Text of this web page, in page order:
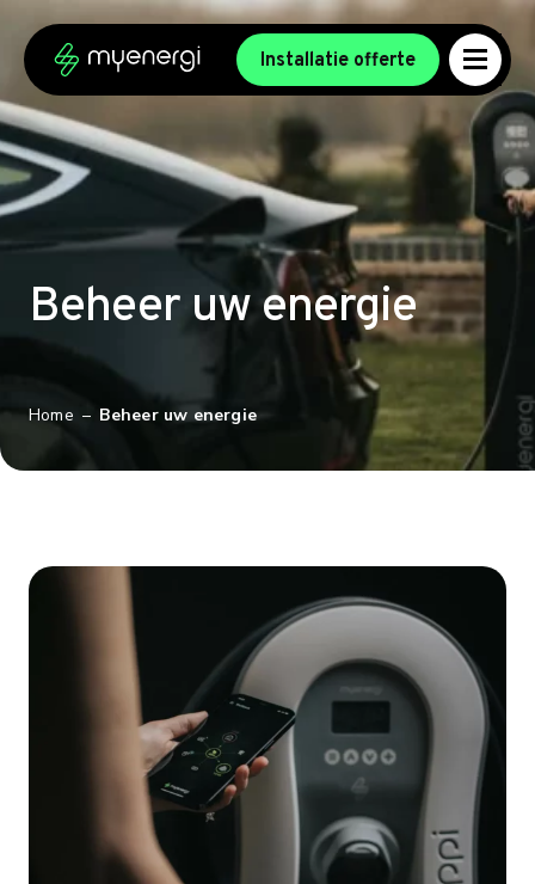
Ga naar de inhoud
Ga naar de voettekst
Installatie offerte
Beheer uw energie
Home – Beheer uw energie